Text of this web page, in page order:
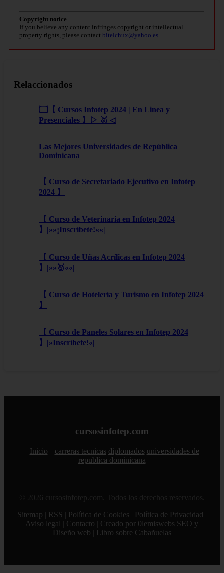
Copyright notice
If you believe any content infringes copyright or intellectual
property rights, please contact bitelchux@yahoo.es.
Relaccionados
۝【 Cursos Infotep 2024 | En Linea y
Presenciales 】▷ 🥇 ◁
Las Mejores Universidades de República
Dominicana
【 Curso de Secretariado Ejecutivo en Infotep
2024 】
【 Curso de Veterinaria en Infotep 2024
】|»»¡Inscríbete!««|
【 Curso de Uñas Acrílicas en Infotep 2024
】|»»🥇««|
【 Curso de Hotelería y Turismo en Infotep 2024
】
【 Curso de Paneles Solares en Infotep 2024
】|»Inscríbete!«|
cursosinfotep.com
Inicio carreras tecnicas diplomados universidades de
republica dominicana
© 2026 cursosinfotep.com. Todos los derechos reservados.
Sitemap
RSS Política de Cookies Política de Privacidad
Aviso legal
Contacto
Creado por 0lemiswebs SEO y
Diseño web
Libro sobre Cabañuelas